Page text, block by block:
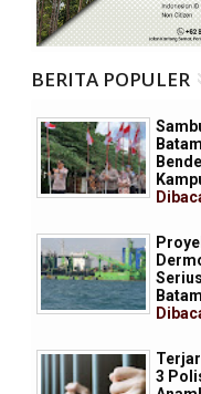
BERITA POPULER
Batam
3